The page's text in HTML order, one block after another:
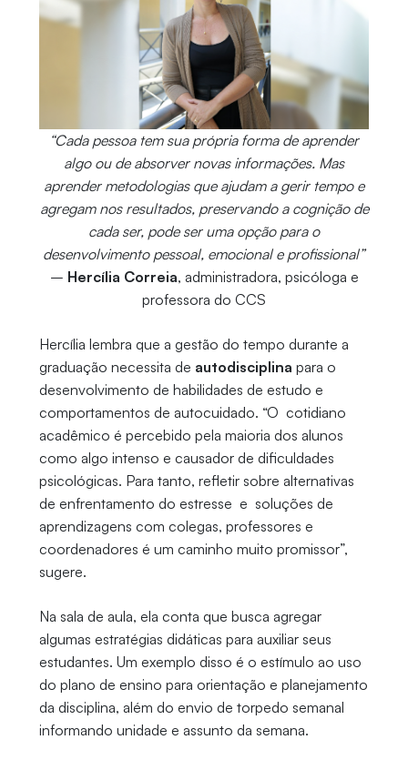
“Cada pessoa tem sua própria forma de aprender
algo ou de absorver novas informações. Mas
aprender metodologias que ajudam a gerir tempo e
agregam nos resultados, preservando a cognição de
cada ser, pode ser uma opção para o
desenvolvimento pessoal, emocional e profissional”
– Hercília Correia, administradora, psicóloga e
professora do CCS
Hercília lembra que a gestão do tempo durante a
graduação necessita de autodisciplina para o
desenvolvimento de habilidades de estudo e
comportamentos de autocuidado. “O cotidiano
acadêmico é percebido pela maioria dos alunos
como algo intenso e causador de dificuldades
psicológicas. Para tanto, refletir sobre alternativas
de enfrentamento do estresse e soluções de
aprendizagens com colegas, professores e
coordenadores é um caminho muito promissor”,
sugere.
Na sala de aula, ela conta que busca agregar
algumas estratégias didáticas para auxiliar seus
estudantes. Um exemplo disso é o estímulo ao uso
do plano de ensino para orientação e planejamento
da disciplina, além do envio de torpedo semanal
informando unidade e assunto da semana.